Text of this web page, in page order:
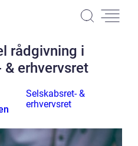
rådgivning i
erhvervsret
Selskabsret- &
erhvervsret